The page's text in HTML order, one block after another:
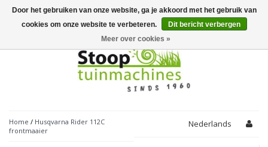
Toggle
navigation
Home / Husqvarna Rider 112C
frontmaaier
Nederlands
Door het gebruiken van onze website, ga je akkoord met het gebruik van
cookies om onze website te verbeteren.
Dit bericht verbergen
Meer over cookies »